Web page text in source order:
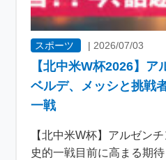
スポーツ | 2026/07/03
【北中米W杯2026】
ベルデ、メッシと挑戦
一戦
【北中米W杯】アルゼン
史的一戦目前に高まる期